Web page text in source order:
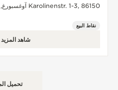
Karolinenstr. 1-3, 86150 آوغسبورغ, ألمانيا
نقاط البيع
شاهد المزيد
تحميل